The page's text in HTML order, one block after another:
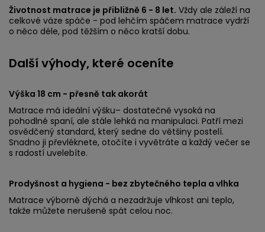
Životnost matrace je přibližně 6 - 8 let. Vždy ale záleží na
celkové váze spáče - pod lehčím spáčem matrace vydrží
o něco déle, pod těžším o něco kratší dobu.
Další výhody, které oceníte
Výška 18 cm - přesně tak akorát
Matrace má ideální výšku– dostatečně vysoká na
pohodlné spaní, ale stále lehká na manipulaci. Patří mezi
osvědčený standard, který sedne do většiny postelí.
Snadno ji převléknete, otočíte i vyvětráte a každý večer se
s radostí uvelebíte.
Prodyšnost a hygiena - bez zbytečného tepla a vlhka
Matrace výborně dýchá a nezadržuje vlhkost ani teplo,
takže můžete nerušeně spát celou noc.